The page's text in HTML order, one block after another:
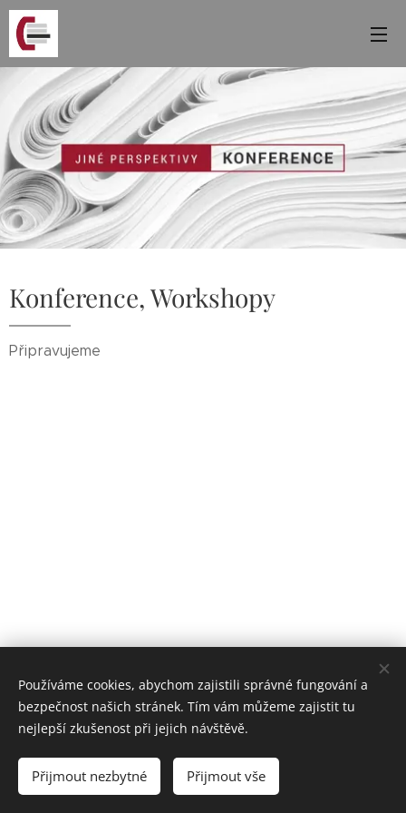
Konference, Workshopy
Připravujeme
Najdete nás i zde:
YouTube
Vytvořeno službou
Webnode
Používáme cookies, abychom zajistili správné fungování a
bezpečnost našich stránek. Tím vám můžeme zajistit tu
nejlepší zkušenost při jejich návštěvě.
Přijmout nezbytné Přijmout vše